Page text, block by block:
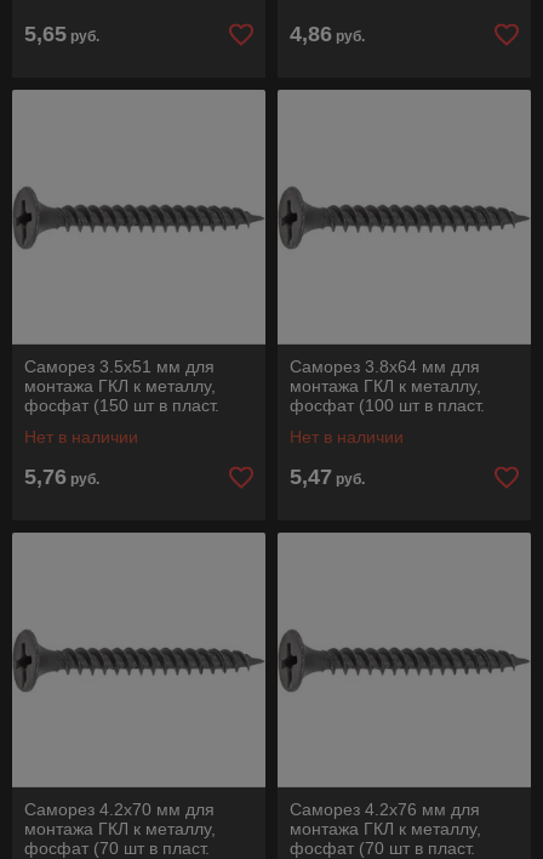
5,65 руб. 4,86 руб.
Саморез 3.5х51 мм для
монтажа ГКЛ к металлу,
фосфат (150 шт в пласт.
Нет в наличии
5,76 руб.
Саморез 3.8х64 мм для
монтажа ГКЛ к металлу,
фосфат (100 шт в пласт.
Нет в наличии
5,47 руб.
Саморез 4.2х70 мм для
монтажа ГКЛ к металлу,
фосфат (70 шт в пласт.
Саморез 4.2х76 мм для
монтажа ГКЛ к металлу,
фосфат (70 шт в пласт.